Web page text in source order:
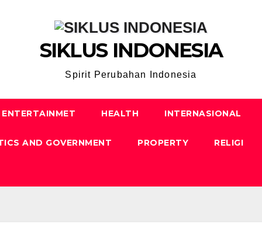
SIKLUS INDONESIA
Spirit Perubahan Indonesia
ENTERTAINMET HEALTH INTERNASIONAL
AND GOVERNMENT PROPERTY RELIGI